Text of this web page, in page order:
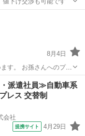
8月4日
す。 お孫さんへのプレ
構いません。
派遣社員≫自動車系
レス 交替制
会社
提携サイト 4月29日